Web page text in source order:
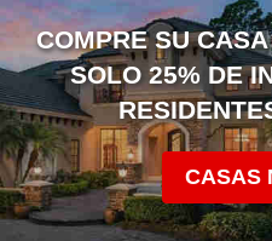
COMPRE SU
SOLO 25% DE
CASAS